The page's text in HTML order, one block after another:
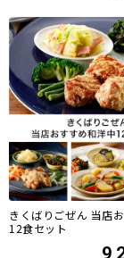
きくばりごぜん 当店
12食セット